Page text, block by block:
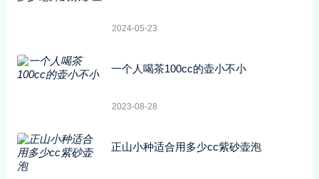
2024-05-23
一个人喝茶100cc的壶小不小
2023-08-28
正山小种适合用多少cc紫砂壶泡